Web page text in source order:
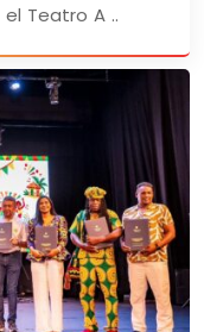
Teatro A ..